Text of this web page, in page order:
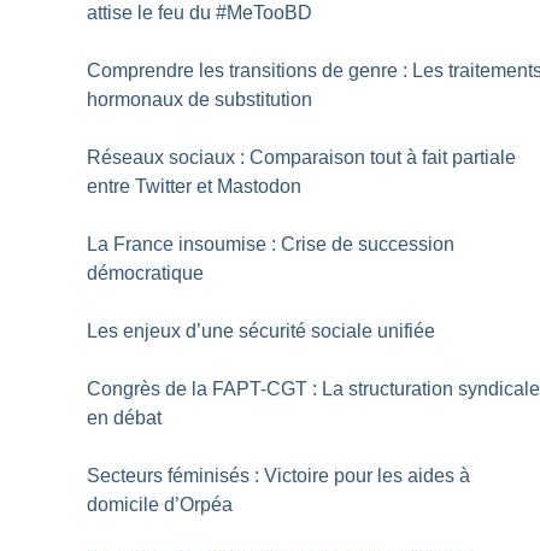
attise le feu du #MeTooBD
Comprendre les transitions de genre : Les
hormonaux de substitution
Réseaux sociaux : Comparaison tout à fait partiale
entre Twitter et Mastodon
La France insoumise : Crise de succession
démocratique
Les enjeux d’une sécurité sociale unifiée
Congrès de la FAPT-CGT : La structuration syndicale
en débat
Secteurs féminisés : Victoire pour les aides à
domicile d’Orpéa